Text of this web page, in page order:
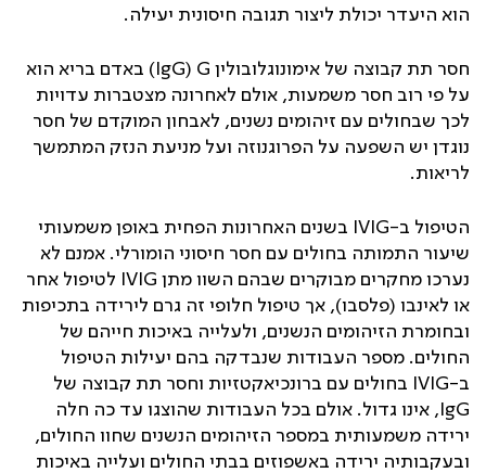
הוא היעדר יכולת ליצור תגובה חיסונית יעילה.
חסר תת קבוצה של אימונוגלובולין G
(IgG)
באדם בריא הוא
על פי רוב חסר משמעות, אולם לאחרונה מצטברות עדויות
לכך שבחולים עם זיהומים נשנים, לאבחון המוקדם של חסר
נוגדן יש השפעה על הפרוגנוזה ועל מניעת הנזק המתמשך
לריאות.
הטיפול ב-IVIG בשנים האחרונות הפחית באופן משמעותי
שיעור התמותה בחולים עם חסר חיסוני הומורלי. אמנם לא
נערכו מחקרים מבוקרים שבהם השוו מתן IVIG לטיפול אחר
או לאינבו (פלסבו), אך טיפול חלופי זה גרם לירידה בתכיפות
ובחומרת הזיהומים הנשנים, ולעלייה באיכות חייהם של
החולים. מספר העבודות שנבדקה בהם יעילות הטיפול
ב-IVIG בחולים עם ברונכיאקטזיות וחסר תת קבוצה של
IgG , אינו גדול. אולם בכל העבודות שהוצגו עד כה חלה
ירידה משמעותית במספר הזיהומים הנשנים שחוו החולים,
ובעקבותיה ירידה באשפוזים בבתי החולים ועלייה באיכות